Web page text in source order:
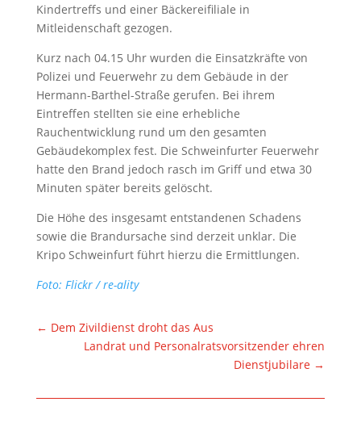
Kindertreffs und einer Bäckereifiliale in
Mitleidenschaft gezogen.
Kurz nach 04.15 Uhr wurden die Einsatzkräfte von
Polizei und Feuerwehr zu dem Gebäude in der
Hermann-Barthel-Straße gerufen. Bei ihrem
Eintreffen stellten sie eine erhebliche
Rauchentwicklung rund um den gesamten
Gebäudekomplex fest. Die Schweinfurter Feuerwehr
hatte den Brand jedoch rasch im Griff und etwa 30
Minuten später bereits gelöscht.
Die Höhe des insgesamt entstandenen Schadens
sowie die Brandursache sind derzeit unklar. Die
Kripo Schweinfurt führt hierzu die Ermittlungen.
Foto: Flickr / re-ality
← Dem Zivildienst droht das Aus
Landrat und Personalratsvorsitzender ehren
Dienstjubilare →